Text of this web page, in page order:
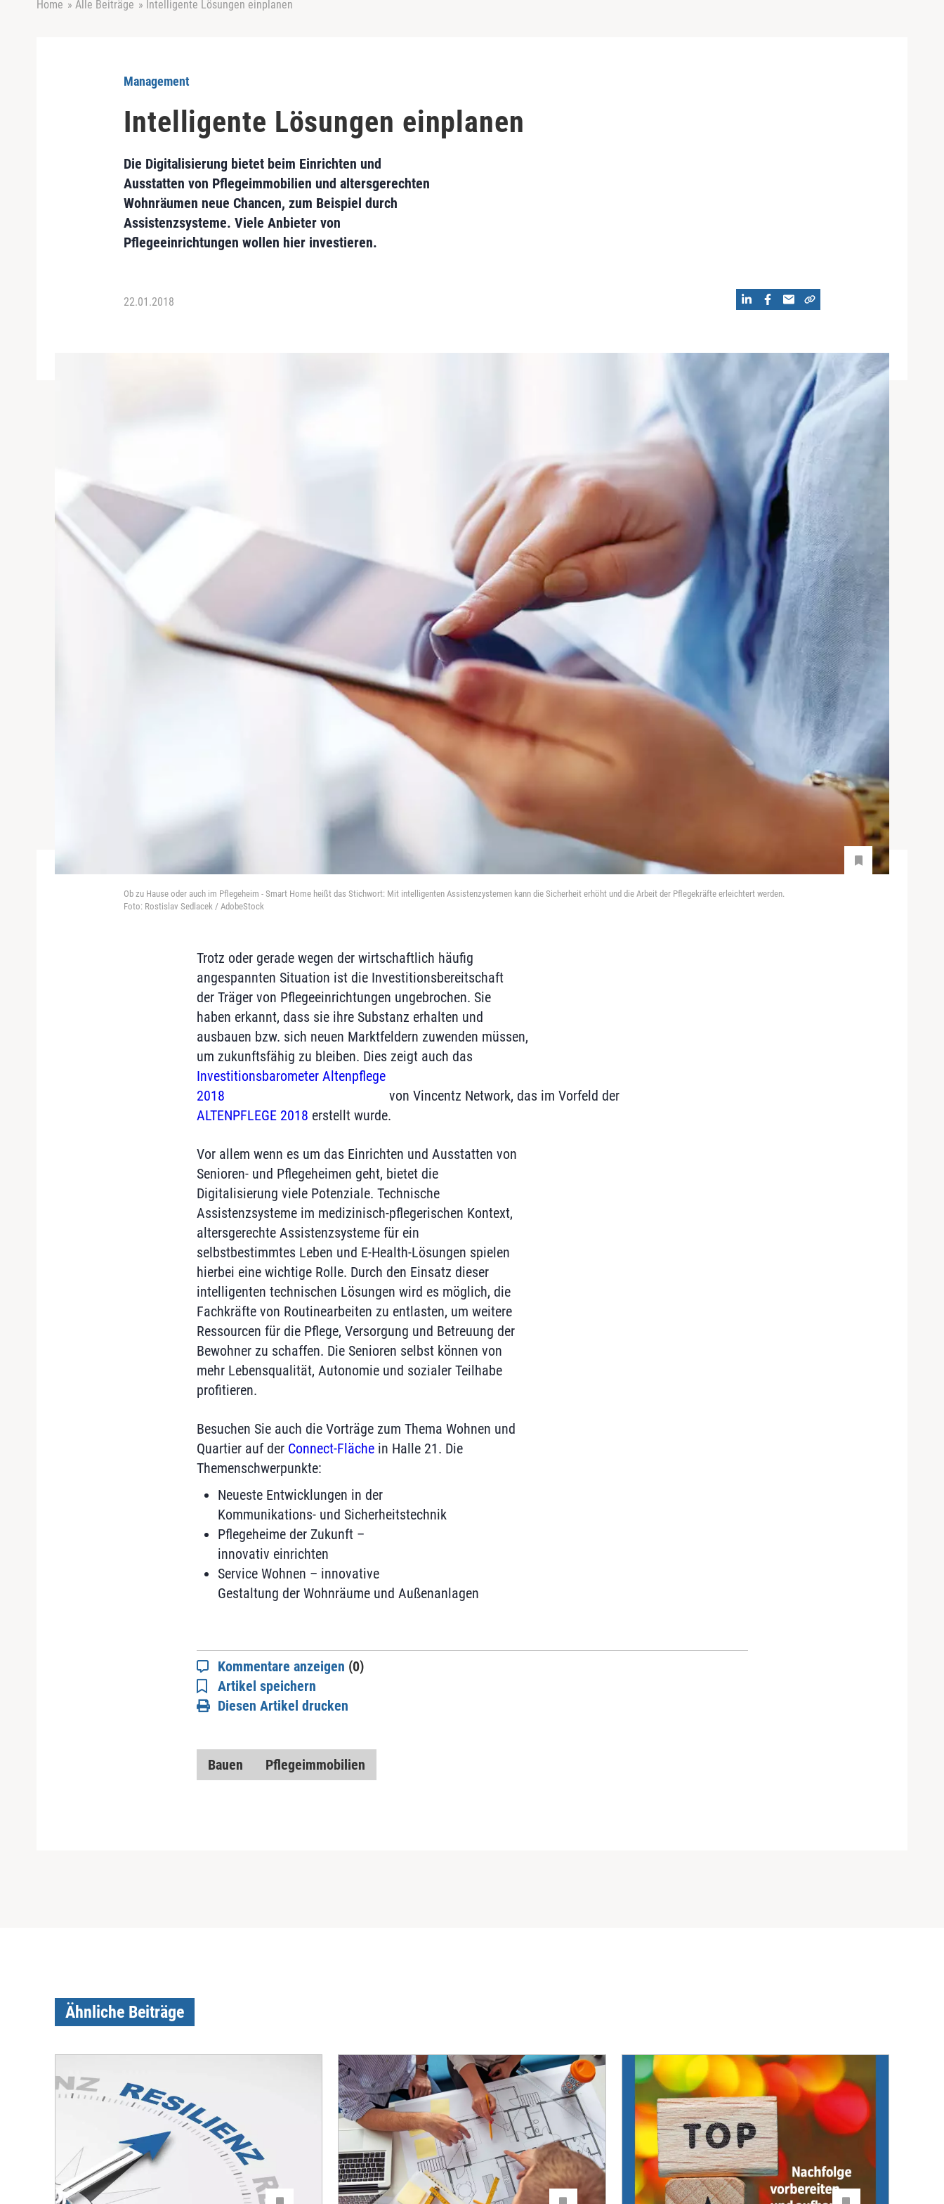
Home » Alle Beiträge » Intelligente Lösungen einplanen
Management
Intelligente Lösungen einplanen
Die Digitalisierung bietet beim Einrichten und
Ausstatten von Pflegeimmobilien und altersgerechten
Wohnräumen neue Chancen, zum Beispiel durch
Assistenzsysteme. Viele Anbieter von
Pflegeeinrichtungen wollen hier investieren.
22.01.2018
Ob zu Hause oder auch im Pflegeheim - Smart Home heißt das Stichwort: Mit intelligenten Assistenzystemen kann die Sicherheit erhöht und die Arbeit der Pflegekräfte erleichtert werden.
Foto: Rostislav Sedlacek / AdobeStock
Trotz oder gerade wegen der wirtschaftlich häufig
angespannten Situation ist die Investitionsbereitschaft
der Träger von Pflegeeinrichtungen ungebrochen. Sie
haben erkannt, dass sie ihre Substanz erhalten und
ausbauen bzw. sich neuen Marktfeldern zuwenden müssen,
um zukunftsfähig zu bleiben. Dies zeigt auch das
Investitionsbarometer Altenpflege
2018
von Vincentz Network, das im Vorfeld der
ALTENPFLEGE 2018 erstellt wurde.
Vor allem wenn es um das Einrichten und Ausstatten von
Senioren- und Pflegeheimen geht, bietet die
Digitalisierung viele Potenziale. Technische
Assistenzsysteme im medizinisch-pflegerischen Kontext,
altersgerechte Assistenzsysteme für ein
selbstbestimmtes Leben und E-Health-Lösungen spielen
hierbei eine wichtige Rolle. Durch den Einsatz dieser
intelligenten technischen Lösungen wird es möglich, die
Fachkräfte von Routinearbeiten zu entlasten, um weitere
Ressourcen für die Pflege, Versorgung und Betreuung der
Bewohner zu schaffen. Die Senioren selbst können von
mehr Lebensqualität, Autonomie und sozialer Teilhabe
profitieren.
Besuchen Sie auch die Vorträge zum Thema Wohnen und
Quartier auf der Connect-Flächein Halle 21. Die
Themenschwerpunkte:
Neueste Entwicklungen in der
Kommunikations- und Sicherheitstechnik
Pflegeheime der Zukunft –
innovativ einrichten
Service Wohnen – innovative
Gestaltung der Wohnräume und Außenanlagen
Kommentare anzeigen (0)
Artikel speichern
Diesen Artikel drucken
Bauen Pflegeimmobilien
Ähnliche Beiträge